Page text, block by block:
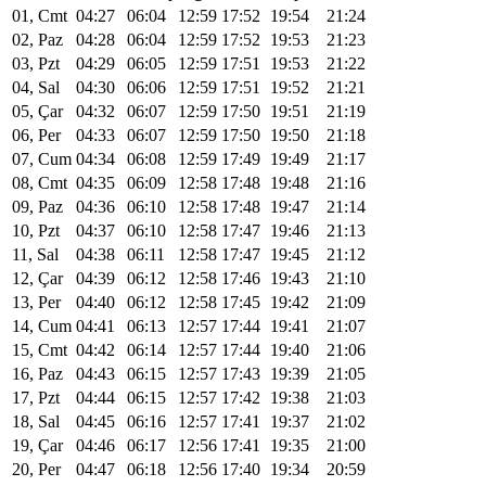
01, Cmt 04:27 06:04 12:59 17:52 19:54
21:24
02, Paz
04:28 06:04 12:59 17:52 19:53
21:23
03, Pzt
04:29 06:05 12:59 17:51 19:53
21:22
04, Sal
04:30 06:06 12:59 17:51 19:52
21:21
05, Çar
04:32 06:07 12:59 17:50 19:51
21:19
06, Per
04:33 06:07 12:59 17:50 19:50
21:18
07, Cum 04:34 06:08 12:59 17:49 19:49
21:17
08, Cmt 04:35 06:09 12:58 17:48 19:48
21:16
09, Paz
04:36 06:10 12:58 17:48 19:47
21:14
10, Pzt
04:37 06:10 12:58 17:47 19:46
21:13
11, Sal
04:38 06:11 12:58 17:47 19:45
21:12
12, Çar
04:39 06:12 12:58 17:46 19:43
21:10
13, Per
04:40 06:12 12:58 17:45 19:42
21:09
14, Cum 04:41 06:13 12:57 17:44 19:41
21:07
15, Cmt 04:42 06:14 12:57 17:44 19:40
21:06
16, Paz
04:43 06:15 12:57 17:43 19:39
21:05
17, Pzt
04:44 06:15 12:57 17:42 19:38
21:03
18, Sal
04:45 06:16 12:57 17:41 19:37
21:02
19, Çar
04:46 06:17 12:56 17:41 19:35
21:00
20, Per
04:47 06:18 12:56 17:40 19:34
20:59